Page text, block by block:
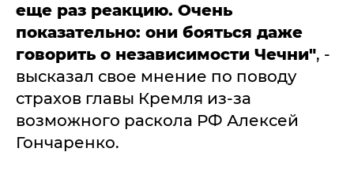
еще раз реакцию. Очень
показательно: они бояться даже
говорить о независимости Чечни", -
высказал свое мнение по поводу
страхов главы Кремля из-за
возможного раскола РФ Алексей
Гончаренко.